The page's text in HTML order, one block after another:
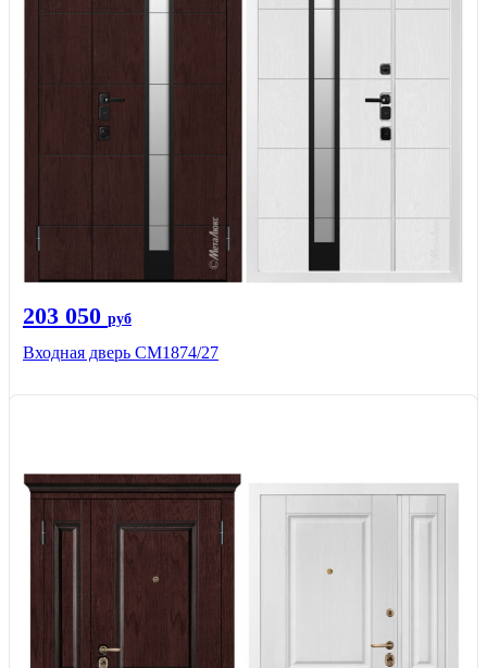
203 050 руб
Входная дверь СМ1874/27